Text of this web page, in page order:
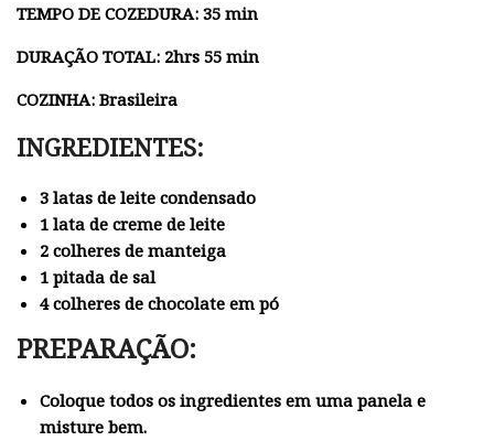
TEMPO DE COZEDURA: 35 min
DURAÇÃO TOTAL: 2hrs 55 min
COZINHA: Brasileira
INGREDIENTES:
3 latas de leite condensado
1 lata de creme de leite
2 colheres de manteiga
1 pitada de sal
4 colheres de chocolate em pó
PREPARAÇÃO:
Coloque todos os ingredientes em uma panela e
misture bem.